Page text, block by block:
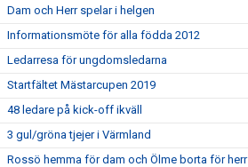
Dam och Herr spelar i helgen
Informationsmöte för alla födda 2012
Ledarresa för ungdomsledarna
Startfältet Mästarcupen 2019
48 ledare på kick-off ikväll
3 gul/gröna tjejer i Värmland
Rossö hemma för dam och Ölme borta för herr